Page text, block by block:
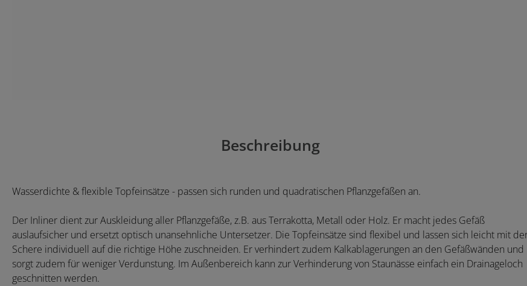
Beschreibung
Wasserdichte & flexible Topfeinsätze - passen sich runden und quadratischen Pflanzgefäßen an.
Der Inliner dient zur Auskleidung aller Pflanzgefäße, z.B. aus Terrakotta, Metall oder Holz. Er macht jedes Gefäß
auslaufsicher und ersetzt optisch unansehnliche Untersetzer. Die Topfeinsätze sind flexibel und lassen sich leicht mit
Schere individuell auf die richtige Höhe zuschneiden. Er verhindert zudem Kalkablagerungen an den Gefäßwänden und
sorgt zudem für weniger Verdunstung. Im Außenbereich kann zur Verhinderung von Staunässe einfach ein Drainageloch
geschnitten werden.